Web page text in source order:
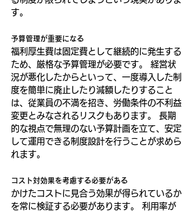
す。
予算管理が重要になる
福利厚生費は固定費として継続的に発生する
ため、厳格な予算管理が必要です。 経営状
況が悪化したからといって、一度導入した制
度を簡単に廃止したり減額したりすること
は、従業員の不満を招き、労働条件の不利益
変更とみなされるリスクもあります。 長期
的な視点で無理のない予算計画を立て、安定
して運用できる制度設計を行うことが求めら
れます。
コスト対効果を考慮する必要がある
かけたコストに見合う効果が得られているか
を常に検証する必要があります。 利用率が